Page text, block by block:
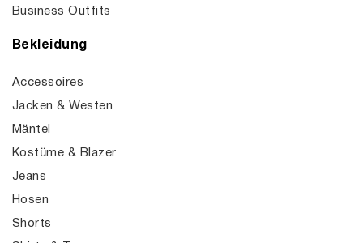
Business Outfits
Bekleidung
Accessoires
Jacken & Westen
Mäntel
Kostüme & Blazer
Jeans
Hosen
Shorts